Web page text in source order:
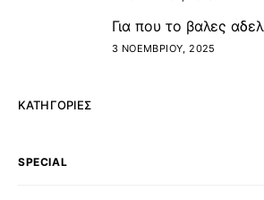
Για που το βαλες
3 ΝΟΕΜΒΡΊΟΥ, 2025
ΚΑΤΗΓΟΡΊΕΣ
SPECIAL